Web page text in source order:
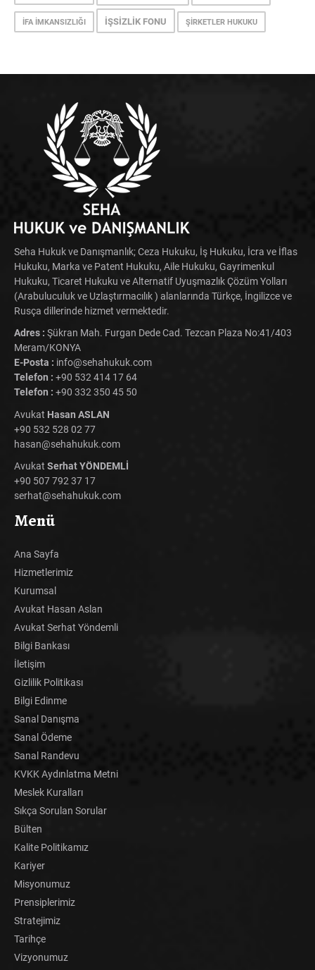
İFA İMKANSIZLIĞI İŞSIZLIK FONU ŞIRKETLER HUKUKU
Seha Hukuk ve Danışmanlık; Ceza Hukuku, İş Hukuku, İcra ve İflas
Hukuku, Marka ve Patent Hukuku, Aile Hukuku, Gayrimenkul
Hukuku, Ticaret Hukuku ve Alternatif Uyuşmazlık Çözüm Yolları
(Arabuluculuk ve Uzlaştırmacılık ) alanlarında Türkçe, İngilizce ve
Rusça dillerinde hizmet vermektedir.
Adres : Şükran Mah. Furgan Dede Cad. Tezcan Plaza No:41/403
Meram/KONYA
E-Posta : info@sehahukuk.com
Telefon : +90 532 414 17 64
Telefon : +90 332 350 45 50
Avukat Hasan ASLAN
+90 532 528 02 77
hasan@sehahukuk.com
Avukat Serhat YÖNDEMLİ
+90 507 792 37 17
serhat@sehahukuk.com
Menü
Ana Sayfa
Hizmetlerimiz
Kurumsal
Avukat Hasan Aslan
Avukat Serhat Yöndemli
Bilgi Bankası
İletişim
Gizlilik Politikası
Bilgi Edinme
Sanal Danışma
Sanal Ödeme
Sanal Randevu
KVKK Aydınlatma Metni
Meslek Kuralları
Sıkça Sorulan Sorular
Bülten
Kalite Politikamız
Kariyer
Misyonumuz
Prensiplerimiz
Stratejimiz
Tarihçe
Vizyonumuz